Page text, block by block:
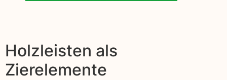
Holzleisten als
Zierelemente